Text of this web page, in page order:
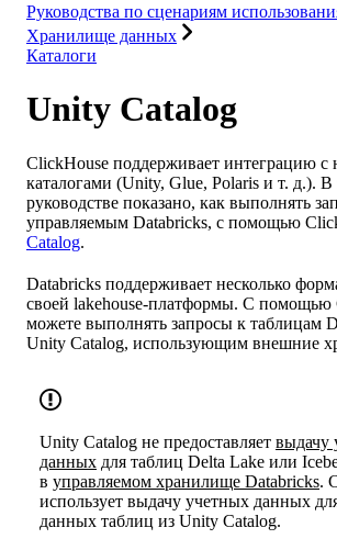
Руководства по сценариям
Хранилище данных
Каталоги
Unity Catalog
ClickHouse поддерживает интеграцию с
каталогами (Unity, Glue, Polaris и т. д.). В
руководстве показано, как выполнять
управляемым Databricks, с помощью
Catalog.
Databricks поддерживает несколько
своей lakehouse-платформы. С помощью
можете выполнять запросы к таблицам
Unity Catalog, использующим внешние
Unity Catalog не предоставляет выдачу
данных для таблиц Delta Lake или
в управляемом хранилище Databricks.
использует выдачу учетных данных
данных таблиц из Unity Catalog.